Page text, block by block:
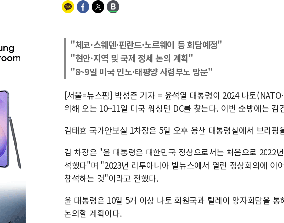
"체코·스웨덴·핀란드·노르웨이 등 회담예정"
"현안·지역 및 국제 정세 논의 계획"
"8~9일 미국 인도·태평양 사령부도 방문"
[서울=뉴스핌] 박성준 기자 = 윤석열 대통령이 2024 나토
위해 오는 10~11일 미국 워싱턴 DC를 찾는다. 이번 순방에는 김
김태효 국가안보실 1차장은 5일 오후 용산 대통령실에서 브리핑
김 차장은 "윤 대통령은 대한민국 정상으로서는 처음으로 2022
석했다"며 "2023년 리투아니아 빌뉴스에서 열린 정상회의에 이
참석하는 것"이라고 전했다.
윤 대통령은 10일 5개 이상 나토 회원국과 릴레이 양자회담을
논의할 계획이다.